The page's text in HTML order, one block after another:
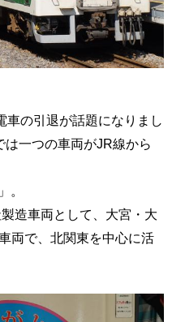
車の引退が話題になりまし
一つの車両がJR線から
。
造車両として、大宮・大
両で、北関東を中心に活